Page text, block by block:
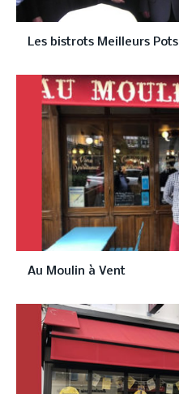
Les bistrots Meilleurs Pots
Au Moulin à Vent